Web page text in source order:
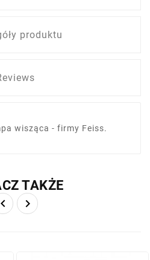
produktu
wisząca - firmy Feiss.
TAKŻE
 